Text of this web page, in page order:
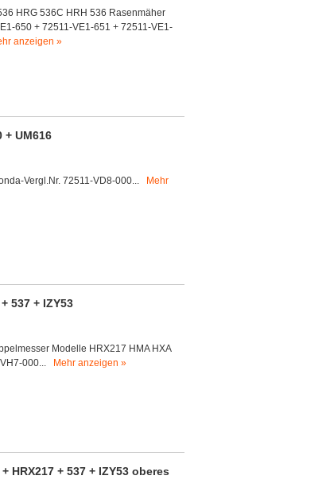
HRG 536C HRH 536 Rasenmäher
650 + 72511-VE1-651 + 72511-VE1-
anzeigen »
+ UM616
Vergl.Nr. 72511-VD8-000...
Mehr
537 + IZY53
Modelle HRX217 HMA HXA
VH7-000...
Mehr anzeigen »
HRX217 + 537 + IZY53 oberes